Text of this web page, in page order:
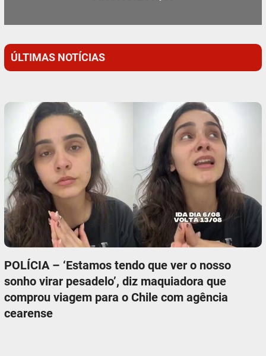
ÚLTIMAS NOTÍCIAS
POLÍCIA – ‘Estamos tendo que ver o nosso
sonho virar pesadelo’, diz maquiadora que
comprou viagem para o Chile com agência
cearense